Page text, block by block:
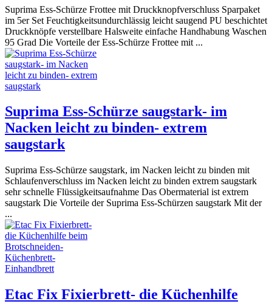
Suprima Ess-Schürze Frottee mit Druckknopfverschluss Sparpaket
im 5er Set Feuchtigkeitsundurchlässig leicht saugend PU beschichtet
Druckknöpfe verstellbare Halsweite einfache Handhabung Waschen
95 Grad Die Vorteile der Ess-Schürze Frottee mit ...
Suprima Ess-Schürze saugstark- im
Nacken leicht zu binden- extrem
saugstark
Suprima Ess-Schürze saugstark, im Nacken leicht zu binden mit
Schlaufenverschluss im Nacken leicht zu binden extrem saugstark
sehr schnelle Flüssigkeitsaufnahme Das Obermaterial ist extrem
saugstark Die Vorteile der Suprima Ess-Schürzen saugstark Mit der
...
Etac Fix Fixierbrett- die Küchenhilfe